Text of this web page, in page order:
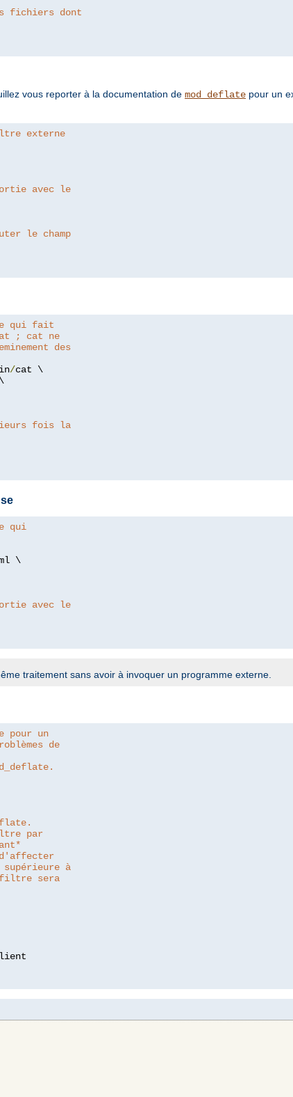
fichiers dont
vous reporter à la documentation de mod_deflate pour un
externe
avec le
le champ
qui fait
; cat ne
des
/
fois la
qui
\
avec le
traitement sans avoir à invoquer un programme externe.
pour un
de
par
supérieure à
filtre sera